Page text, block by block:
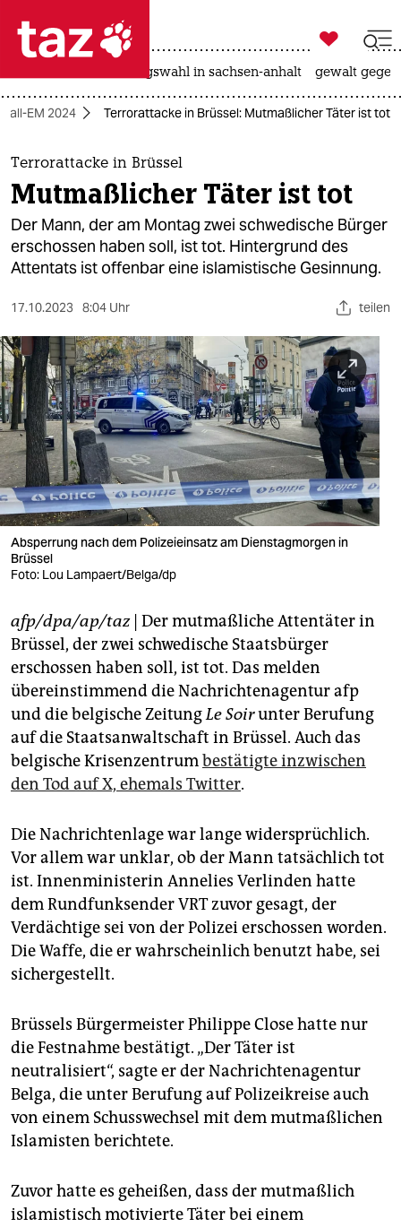
 taz zahl ich
taz zahl ich
themen
politik
öko
sport
berlin
nord
wahrheit
verlag
verlag
shop
fragen & hilfe
unterstützen
abo
genossenschaft

taz zahl ich
landtagswahl in sachsen-anhalt gewalt
EM 2024 Terrorattacke in Brüssel: Mutmaßlicher Täter ist tot
Terrorattacke in Brüssel
Mutmaßlicher Täter ist tot
Der Mann, der am Montag zwei schwedische Bürger
erschossen haben soll, ist tot. Hintergrund des
Attentats ist offenbar eine islamistische Gesinnung.
17.10.2023 8:04 Uhr teilen
Absperrung nach dem Polizeieinsatz am Dienstagmorgen in
Brüssel
Foto: Lou Lampaert/Belga/dp
afp/dpa/ap/taz| Der mutmaßliche Attentäter in
Brüssel, der zwei schwedische Staatsbürger
erschossen haben soll, ist tot. Das melden
übereinstimmend die Nachrichtenagentur afp
und die belgische ZeitungLe Soirunter Berufung
auf die Staatsanwaltschaft in Brüssel. Auch das
belgische Krisenzentrumbestätigte inzwischen
den Tod auf X, ehemals Twitter.
Die Nachrichtenlage war lange widersprüchlich.
Vor allem war unklar, ob der Mann tatsächlich tot
ist. Innenministerin Annelies Verlinden hatte
dem Rundfunksender VRT zuvor gesagt, der
Verdächtige sei von der Polizei erschossen worden.
Die Waffe, die er wahrscheinlich benutzt habe, sei
sichergestellt.
Brüssels Bürgermeister Philippe Close hatte nur
die Festnahme bestätigt. „Der Täter ist
neutralisiert“, sagte er der Nachrichtenagentur
Belga, die unter Berufung auf Polizeikreise auch
von einem Schusswechsel mit dem mutmaßlichen
Islamisten berichtete.
Zuvor hatte es geheißen, dass der mutmaßlich
islamistisch motivierte Täter bei einem